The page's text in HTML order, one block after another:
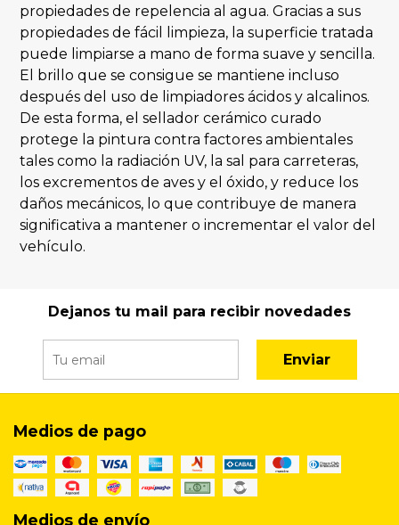
propiedades de repelencia al agua. Gracias a sus
propiedades de fácil limpieza, la superficie tratada
puede limpiarse a mano de forma suave y sencilla.
El brillo que se consigue se mantiene incluso
después del uso de limpiadores ácidos y alcalinos.
De esta forma, el sellador cerámico curado
protege la pintura contra factores ambientales
tales como la radiación UV, la sal para carreteras,
los excrementos de aves y el óxido, y reduce los
daños mecánicos, lo que contribuye de manera
significativa a mantener o incrementar el valor del
vehículo.
Dejanos tu mail para recibir novedades
Enviar
Medios de pago
Medios de envío